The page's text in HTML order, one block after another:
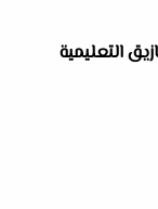
التعليمية